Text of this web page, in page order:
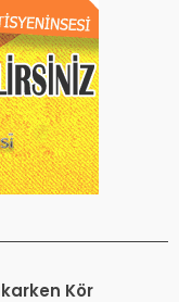
Kör